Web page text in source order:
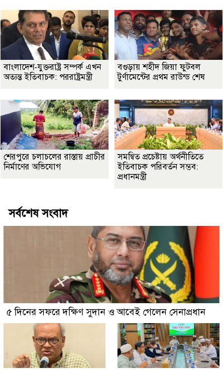
বাংলাদেশ-যুক্তরাষ্ট্র সম্পর্ক এখন
অত্যন্ত ইতিবাচক: পররাষ্ট্রমন্ত্রী
বগুড়ায় শহীদ জিয়া ফুটবল
টুর্ণামেন্টের প্রথম রাউন্ড শেষ
শেরপুরে চলাচলের রাস্তায় প্রাচীর
নির্মাণের অভিযোগ
সমন্বিত প্রচেষ্টায় অর্থনীতিতে
ইতিবাচক পরিবর্তন সম্ভব:
প্রধানমন্ত্রী
সর্বশেষ সংবাদ
৫ দিনের সফরে দক্ষিণ সুদান ও আবেই গেলেন সেনাপ্রধান